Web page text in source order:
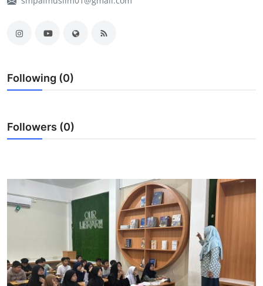
Following (0)
Followers (0)